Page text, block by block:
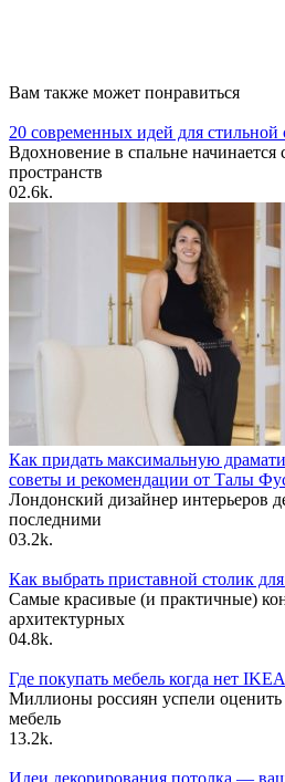
Вам также может понравиться
20 современных идей для стильной
Вдохновение в спальне
пространств
02.6k.
Как придать максимальную
советы и рекомендации от Талы
Лондонский дизайнер интерьеров
последними
03.2k.
Как выбрать приставной столик
Самые красивые (и практичные)
архитектурных
04.8k.
Где покупать мебель когда нет IKEA
Миллионы россиян успели
мебель
13.2k.
Идеи декорирования потолка —